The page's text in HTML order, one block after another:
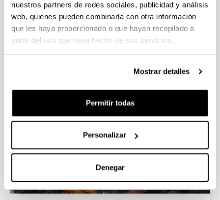
nuestros partners de redes sociales, publicidad y análisis
web, quienes pueden combinarla con otra información
que les haya proporcionado o que hayan recopilado a
partir del uso que haya hecho de sus servicios.
Mostrar detalles
Permitir todas
Personalizar
Denegar
Diploma for Technical Teachers in